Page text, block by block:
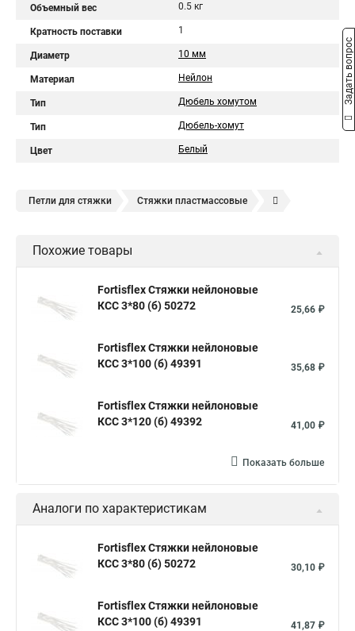
Объемный вес 0.5 кг
Кратность поставки 1
Диаметр 10 мм
Материал Нейлон
Тип Дюбель хомутом
Тип Дюбель-хомут
Цвет Белый
Петли для стяжки Стяжки пластмассовые
Стяжки зажим Хомут стяжка нейлоновая купить в
Стяжка alt Хомуты стяжки труб Стяжки магазин
Стяжки для кабелей металлические
Хомут стяжка это Хомут стяжка саморез
Купить стяжки кабельную
Хорошие стяжки
Хомуты стяжки нейлон Хомуты стяжки труба
Стяжки маркеры Стяжка нейлоновые 100шт черные
Прайс на цены по стяжке Площадка для стяжки купить
Стяжки толстые Стяжка монтажная с площадкой
Похожие товары
Fortisflex Стяжки нейлоновые
КСС 3*80 (б) 50272
25,66 ₽
Fortisflex Стяжки нейлоновые
КСС 3*100 (б) 49391
35,68 ₽
Fortisflex Стяжки нейлоновые
КСС 3*120 (б) 49392
41,00 ₽
Показать больше
Аналоги по характеристикам
Fortisflex Стяжки нейлоновые
КСС 3*80 (б) 50272
30,10 ₽
Fortisflex Стяжки нейлоновые
КСС 3*100 (б) 49391
41,87 ₽
Задать вопрос